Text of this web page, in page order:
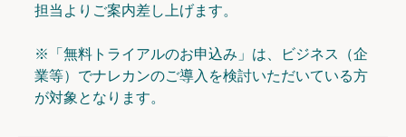
担当よりご案内差し上げます。
※「無料トライアルのお申込み」は、ビジネス（企
業等）でナレカンのご導入を検討いただいている方
が対象となります。